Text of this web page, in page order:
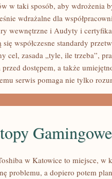
w taki sposób, aby wdrożenia
wdrażalne dla
wewnętrzne i Audyty i
się współczesne standardy
cel, zasada „tyle, ile trzeba”,
przed dostępem, a także
serwis pomaga nie tylko
Gamingowe
w Katowice to miejsce, w
problemu, a dopiero potem